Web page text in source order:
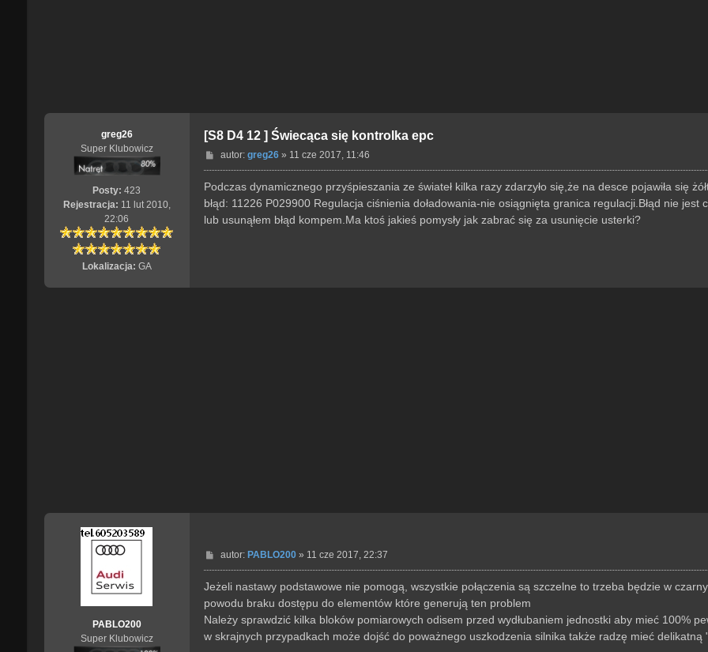
greg26
Super Klubowicz
Posty: 423
Rejestracja: 11 lut 2010,
22:06
Lokalizacja: GA
[S8 D4 12 ] Świecąca się kontrolka epc
P
o
s
autor: greg26» 11 cze 2017, 11:46
Podczas dynamicznego przyśpieszania ze świateł kilka razy zdarzyło się,że na desce pojawiła się
błąd: 11226 P029900 Regulacja ciśnienia doładowania-nie osiągnięta granica regulacji.Błąd nie jest
lub usunąłem błąd kompem.Ma ktoś jakieś pomysły jak zabrać się za usunięcie usterki?
PABLO200
Super Klubowicz
P
o
s
autor: PABLO200» 11 cze 2017, 22:37
Jeżeli nastawy podstawowe nie pomogą, wszystkie połączenia są szczelne to trzeba będzie w
powodu braku dostępu do elementów które generują ten problem
Należy sprawdzić kilka bloków pomiarowych odisem przed wydłubaniem jednostki aby mieć 100%
w skrajnych przypadkach może dojść do poważnego uszkodzenia silnika także radzę mieć delikatną